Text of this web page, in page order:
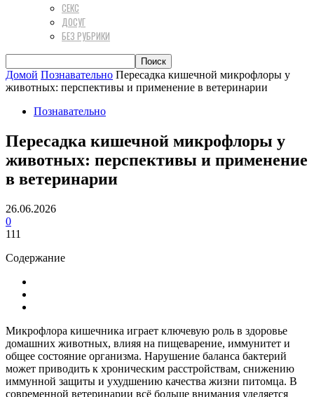
СЕКС
ДОСУГ
БЕЗ РУБРИКИ
Домой Познавательно Пересадка кишечной микрофлоры у
животных: перспективы и применение в ветеринарии
Познавательно
Пересадка кишечной микрофлоры у
животных: перспективы и применение
в ветеринарии
26.06.2026
0
111
Содержание
Микрофлора кишечника играет ключевую роль в здоровье
домашних животных, влияя на пищеварение, иммунитет и
общее состояние организма. Нарушение баланса бактерий
может приводить к хроническим расстройствам, снижению
иммунной защиты и ухудшению качества жизни питомца. В
современной ветеринарии всё больше внимания уделяется